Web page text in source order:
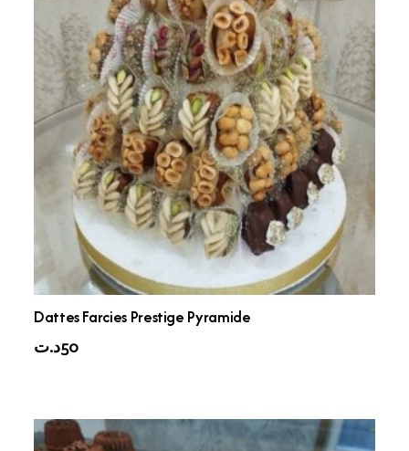
Dattes Farcies Prestige Pyramide
50د.ت